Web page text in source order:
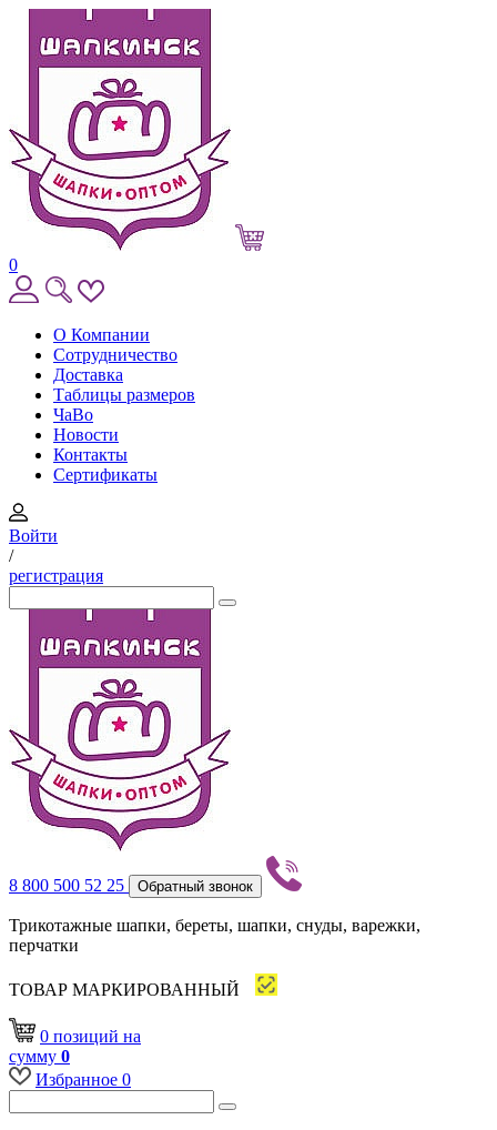
0
О Компании
Сотрудничество
Доставка
Таблицы размеров
ЧаВо
Новости
Контакты
Сертификаты
Войти
/
регистрация
8 800 500 52 25 Обратный звонок
Трикотажные шапки, береты, шапки, снуды, варежки,
перчатки
ТОВАР МАРКИРОВАННЫЙ
0 позиций на
сумму 0
Избранное 0